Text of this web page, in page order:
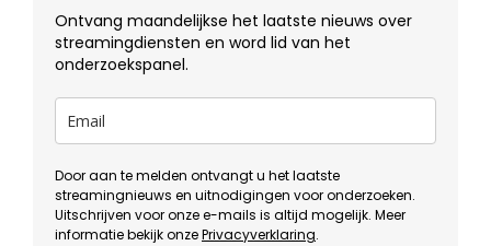
Ontvang maandelijkse het laatste nieuws over
streamingdiensten en word lid van het
onderzoekspanel.
Door aan te melden ontvangt u het laatste
streamingnieuws en uitnodigingen voor onderzoeken.
Uitschrijven voor onze e-mails is altijd mogelijk. Meer
informatie bekijk onzePrivacyverklaring.